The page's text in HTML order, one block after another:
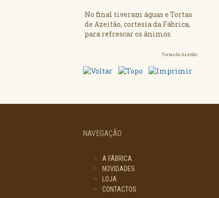
No final tiveram águas e Tortas
de Azeitão, cortesia da Fábrica,
para refrescar os ânimos.
Tortas de Azeitão
NAVEGAÇÃO
A FÁBRICA
NOVIDADES
LOJA
CONTACTOS